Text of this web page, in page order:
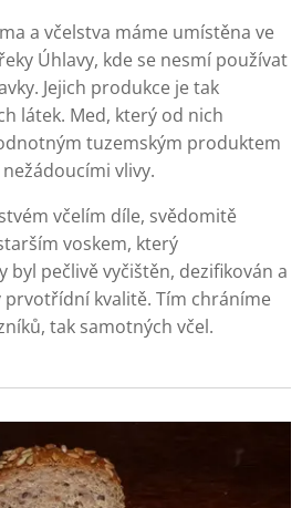
a včelstva máme umístěna ve
Úhlavy, kde se nesmí používat
Jejich produkce je tak
látek. Med, který od nich
tuzemským produktem
vlivy.
včelím díle, svědomitě
voskem, který
byl pečlivě vyčištěn, dezifikován a
prvotřídní kvalitě. Tím chráníme
tak samotných včel.